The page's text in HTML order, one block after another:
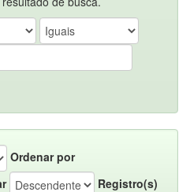
Ordenar por
Registro(s)